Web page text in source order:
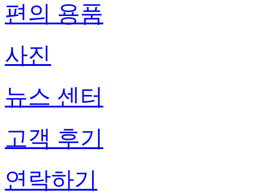
편의 용품
사진
뉴스 센터
고객 후기
연락하기